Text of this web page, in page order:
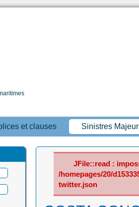
et clauses Sinistres
JFile::read :
/homepages/20/
twitter.json